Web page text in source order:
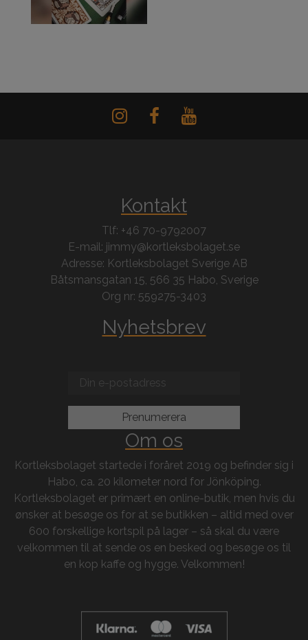
Kontakt
Tlf: +46 70-9792007
E-mail: jimmy@kortleksbolaget.se
Adresse: Kortleksbolaget Sverige AB
Båtsmansgatan 15, 566 35 Habo, Sverige
Org nr: 559275-3403
Nyhetsbrev
Om os
Kortleksbolaget startede i foråret 2019 og befinder sig i
Habo, ca. 20 kilometer nord for Jönköping.
Kortleksbolaget er primært en online-butik, men hvis du
ønsker at besøge os for at se butikken – altid med over
600 forskellige kortspil på lager – så skal du være
velkommen til at sende os en besked og besøge os til
en kop kaffe og hygge. Velkommen!